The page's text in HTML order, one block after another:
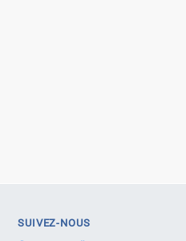
SUIVEZ-NOUS